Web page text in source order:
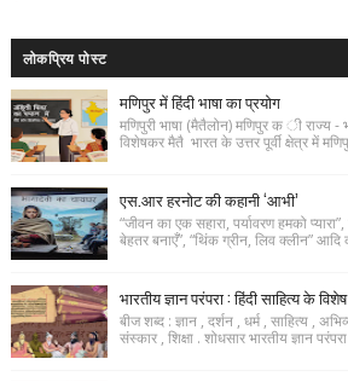
लोकप्रिय पोस्ट
मणिपुर में हिंदी भाषा का प्रयोग
मणिपुरी भाषा (मैतैलोन) मणिपुर क ी राज्य -
विशेषकर मैतै भारत के उत्तर पूर्वी क्षेत्र में
एस.आर हरनोट की कहानी ‘आभी’
“जीवन का एक सहारा, पर्यावरण हमको
बेहतर बनाएँ”, “थिंक ग्रीन, लिव क्लीन”
भारतीय ज्ञान परंपरा : हिंदी साहित्य के
बीज शब्द : ज्ञान , दर्शन , धर्म , साहित्य ,
संस्कार , शिक्षा . शोधसार भारतीय ज्ञान